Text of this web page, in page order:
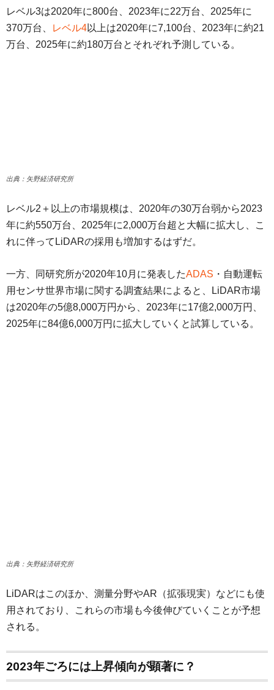
レベル3は2020年に800台、2023年に22万台、2025年に
370万台、
レベル4以上は2020年に7,100台、2023年に約21
万台、2025年に約180万台とそれぞれ予測している。
出典：矢野経済研究所
レベル2＋以上の市場規模は、2020年の30万台弱から2023
年に約550万台、2025年に2,000万台超と大幅に拡大し、こ
れに伴ってLiDARの採用も増加するはずだ。
一方、同研究所が2020年10月に発表したADAS ・自動運転
用センサ世界市場に関する調査結果によると、LiDAR市場
は2020年の5億8,000万円から、2023年に17億2,000万円、
2025年に84億6,000万円に拡大していくと試算している。
出典：矢野経済研究所
LiDARはこのほか、測量分野やAR（拡張現実）などにも使
用されており、これらの市場も今後伸びていくことが予想
される。
2023年ごろには上昇傾向が顕著に？